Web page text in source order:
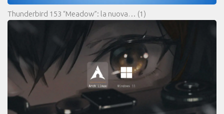
Thunderbird 153 “Meadow”: la nuova… (1)